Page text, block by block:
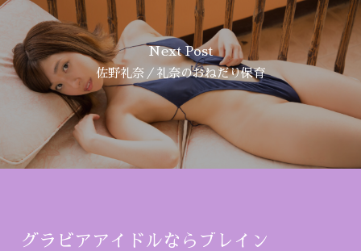
Next Post
佐野礼奈／礼奈のおねだり保育
グラビアアイドルならブレイン